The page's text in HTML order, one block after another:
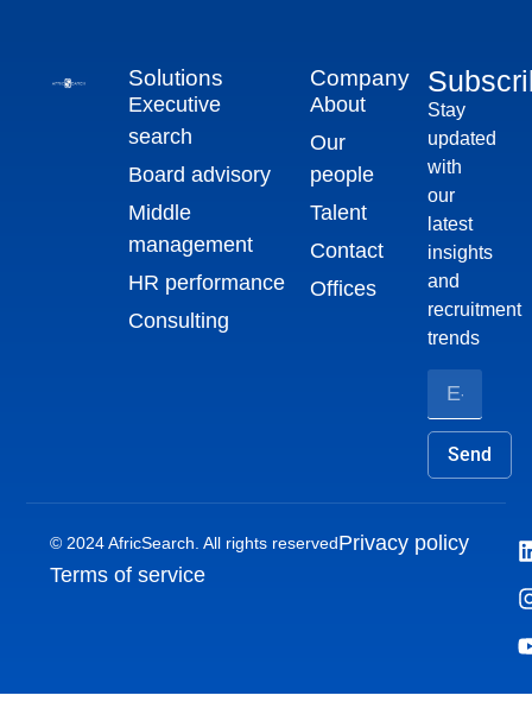
Solutions
Executive
search
Board advisory
Middle
management
HR performance
Consulting
Company
About
Our
people
Talent
Contact
Offices
Stay
updated
with
our
latest
insights
and
recruitment
trends
Send
© 2024 AfricSearch. All rights reservedPrivacy policy
Terms of service